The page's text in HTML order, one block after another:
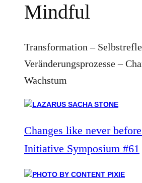
Mindful
Transformation –
Veränderungsprozesse –
Wachstum
Changes like never
Initiative Symposium #61